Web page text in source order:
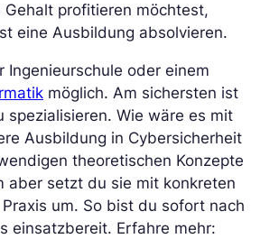
profitieren möchtest,
eine Ausbildung absolvieren.
Ingenieurschule oder einem
möglich. Am sichersten ist
spezialisieren. Wie wäre es mit
Ausbildung in Cybersicherheit
theoretischen Konzepte
aber setzt du sie mit konkreten
um. So bist du sofort nach
einsatzbereit. Erfahre mehr: